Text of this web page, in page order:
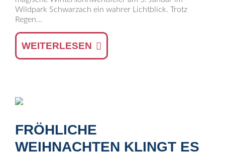
Wildpark Schwarzach ein wahrer Lichtblick. Trotz
Regen...
WEITERLESEN
FRÖHLICHE
WEIHNACHTEN KLINGT ES